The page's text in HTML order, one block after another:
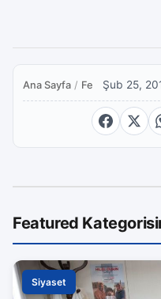
Ana Sayfa / FeaturedŞub 25,
Featured
Siyaset